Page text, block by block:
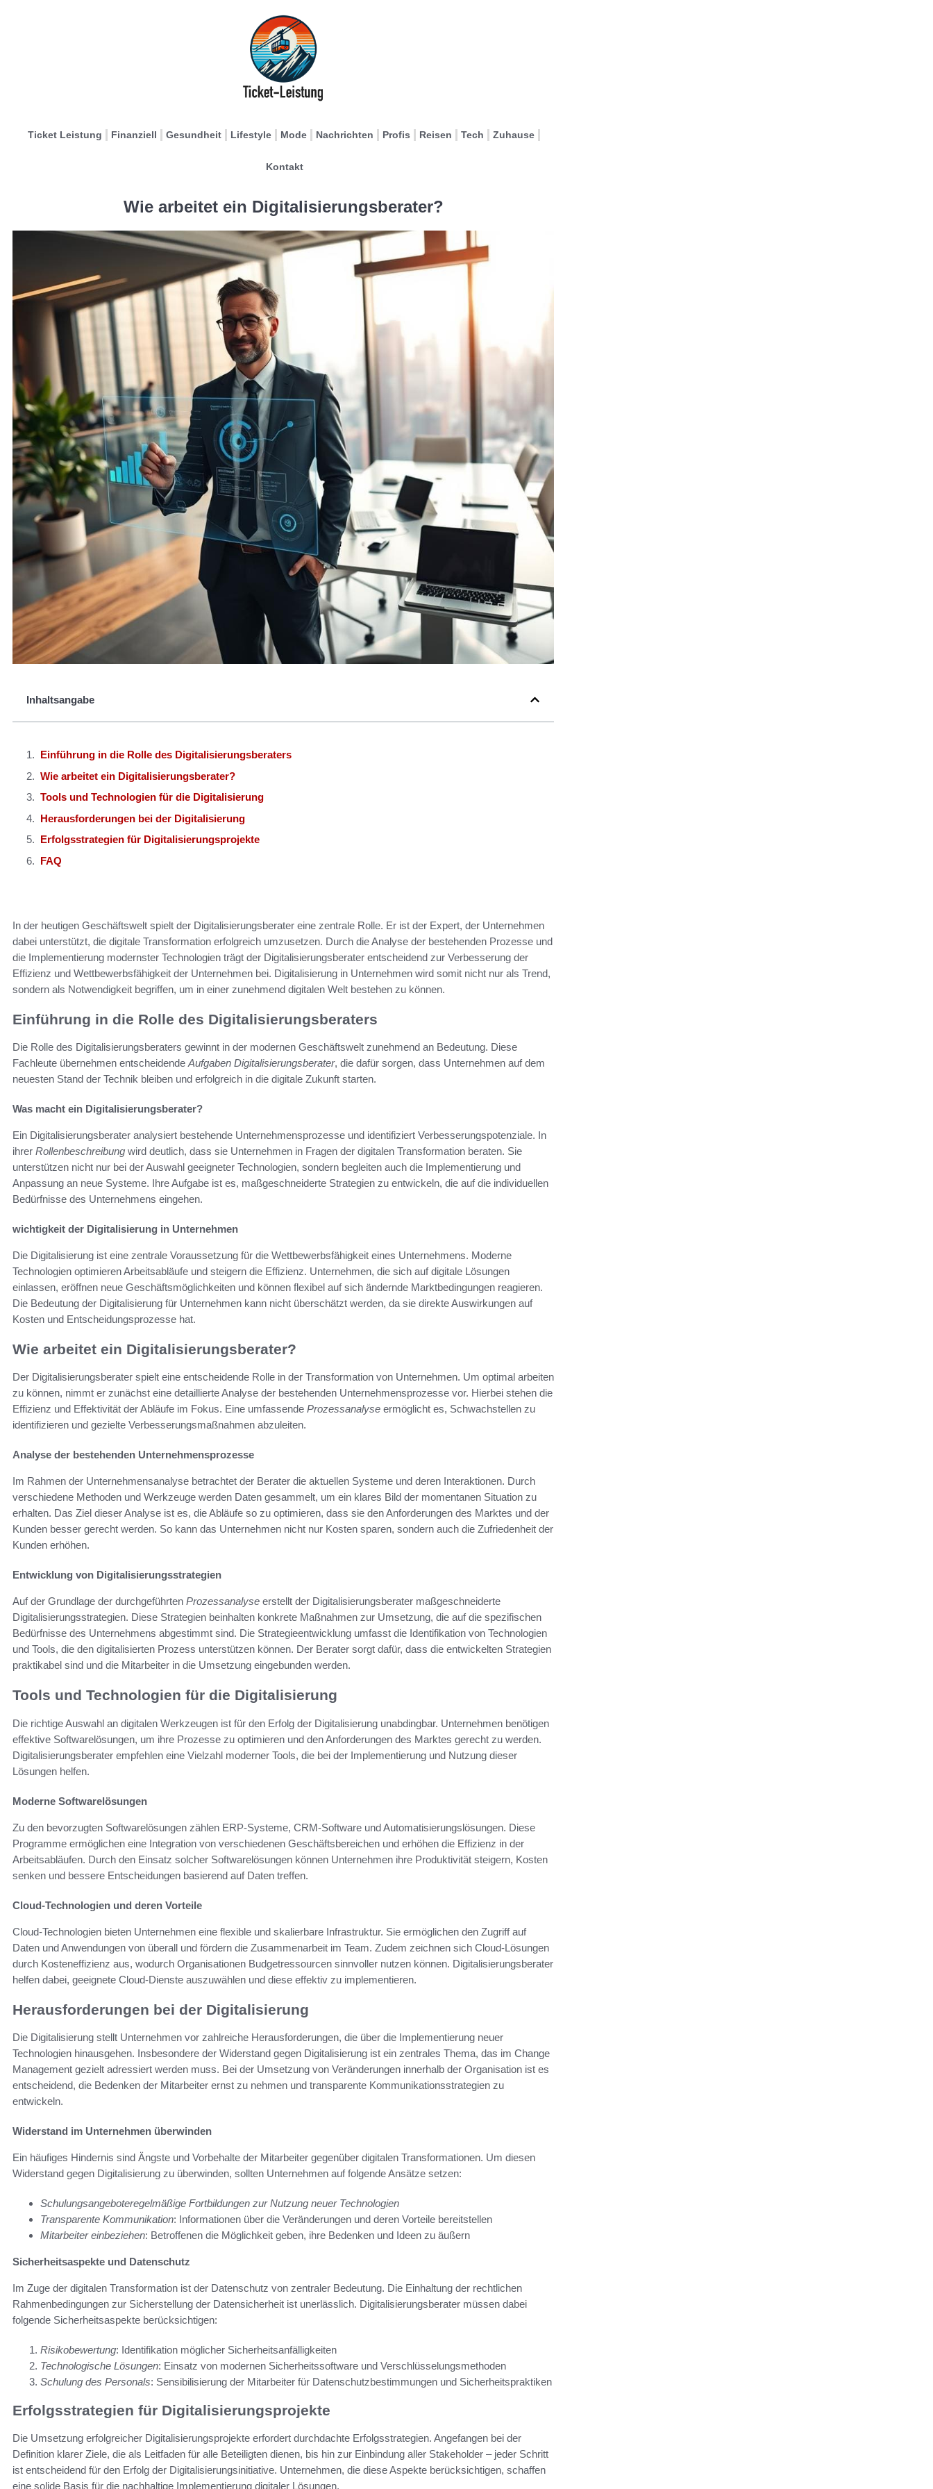
Ticket Leistung Finanziell Gesundheit Lifestyle Mode Nachrichten Profis Reisen Tech Zuhause
Kontakt
Wie arbeitet ein Digitalisierungsberater?
Inhaltsangabe
Einführung in die Rolle des Digitalisierungsberaters
Wie arbeitet ein Digitalisierungsberater?
Tools und Technologien für die Digitalisierung
Herausforderungen bei der Digitalisierung
Erfolgsstrategien für Digitalisierungsprojekte
FAQ
In der heutigen Geschäftswelt spielt der Digitalisierungsberater eine zentrale Rolle. Er ist der Expert, der Unternehmen
dabei unterstützt, die digitale Transformation erfolgreich umzusetzen. Durch die Analyse der bestehenden Prozesse und
die Implementierung modernster Technologien trägt der Digitalisierungsberater entscheidend zur Verbesserung der
Effizienz und Wettbewerbsfähigkeit der Unternehmen bei. Digitalisierung in Unternehmen wird somit nicht nur als Trend,
sondern als Notwendigkeit begriffen, um in einer zunehmend digitalen Welt bestehen zu können.
Einführung in die Rolle des Digitalisierungsberaters
Die Rolle des Digitalisierungsberaters gewinnt in der modernen Geschäftswelt zunehmend an Bedeutung. Diese
Fachleute übernehmen entscheidende Aufgaben Digitalisierungsberater, die dafür sorgen, dass Unternehmen auf dem
neuesten Stand der Technik bleiben und erfolgreich in die digitale Zukunft starten.
Was macht ein Digitalisierungsberater?
Ein Digitalisierungsberater analysiert bestehende Unternehmensprozesse und identifiziert Verbesserungspotenziale. In
ihrer Rollenbeschreibung wird deutlich, dass sie Unternehmen in Fragen der digitalen Transformation beraten. Sie
unterstützen nicht nur bei der Auswahl geeigneter Technologien, sondern begleiten auch die Implementierung und
Anpassung an neue Systeme. Ihre Aufgabe ist es, maßgeschneiderte Strategien zu entwickeln, die auf die individuellen
Bedürfnisse des Unternehmens eingehen.
wichtigkeit der Digitalisierung in Unternehmen
Die Digitalisierung ist eine zentrale Voraussetzung für die Wettbewerbsfähigkeit eines Unternehmens. Moderne
Technologien optimieren Arbeitsabläufe und steigern die Effizienz. Unternehmen, die sich auf digitale Lösungen
einlassen, eröffnen neue Geschäftsmöglichkeiten und können flexibel auf sich ändernde Marktbedingungen reagieren.
Die Bedeutung der Digitalisierung für Unternehmen kann nicht überschätzt werden, da sie direkte Auswirkungen auf
Kosten und Entscheidungsprozesse hat.
Wie arbeitet ein Digitalisierungsberater?
Der Digitalisierungsberater spielt eine entscheidende Rolle in der Transformation von Unternehmen. Um optimal arbeiten
zu können, nimmt er zunächst eine detaillierte Analyse der bestehenden Unternehmensprozesse vor. Hierbei stehen die
Effizienz und Effektivität der Abläufe im Fokus. Eine umfassende Prozessanalyse ermöglicht es, Schwachstellen zu
identifizieren und gezielte Verbesserungsmaßnahmen abzuleiten.
Analyse der bestehenden Unternehmensprozesse
Im Rahmen der Unternehmensanalyse betrachtet der Berater die aktuellen Systeme und deren Interaktionen. Durch
verschiedene Methoden und Werkzeuge werden Daten gesammelt, um ein klares Bild der momentanen Situation zu
erhalten. Das Ziel dieser Analyse ist es, die Abläufe so zu optimieren, dass sie den Anforderungen des Marktes und der
Kunden besser gerecht werden. So kann das Unternehmen nicht nur Kosten sparen, sondern auch die Zufriedenheit der
Kunden erhöhen.
Entwicklung von Digitalisierungsstrategien
Auf der Grundlage der durchgeführten Prozessanalyse erstellt der Digitalisierungsberater maßgeschneiderte
Digitalisierungsstrategien. Diese Strategien beinhalten konkrete Maßnahmen zur Umsetzung, die auf die spezifischen
Bedürfnisse des Unternehmens abgestimmt sind. Die Strategieentwicklung umfasst die Identifikation von Technologien
und Tools, die den digitalisierten Prozess unterstützen können. Der Berater sorgt dafür, dass die entwickelten Strategien
praktikabel sind und die Mitarbeiter in die Umsetzung eingebunden werden.
Tools und Technologien für die Digitalisierung
Die richtige Auswahl an digitalen Werkzeugen ist für den Erfolg der Digitalisierung unabdingbar. Unternehmen benötigen
effektive Softwarelösungen, um ihre Prozesse zu optimieren und den Anforderungen des Marktes gerecht zu werden.
Digitalisierungsberater empfehlen eine Vielzahl moderner Tools, die bei der Implementierung und Nutzung dieser
Lösungen helfen.
Moderne Softwarelösungen
Zu den bevorzugten Softwarelösungen zählen ERP-Systeme, CRM-Software und Automatisierungslösungen. Diese
Programme ermöglichen eine Integration von verschiedenen Geschäftsbereichen und erhöhen die Effizienz in der
Arbeitsabläufen. Durch den Einsatz solcher Softwarelösungen können Unternehmen ihre Produktivität steigern, Kosten
senken und bessere Entscheidungen basierend auf Daten treffen.
Cloud-Technologien und deren Vorteile
Cloud-Technologien bieten Unternehmen eine flexible und skalierbare Infrastruktur. Sie ermöglichen den Zugriff auf
Daten und Anwendungen von überall und fördern die Zusammenarbeit im Team. Zudem zeichnen sich Cloud-Lösungen
durch Kosteneffizienz aus, wodurch Organisationen Budgetressourcen sinnvoller nutzen können. Digitalisierungsberater
helfen dabei, geeignete Cloud-Dienste auszuwählen und diese effektiv zu implementieren.
Herausforderungen bei der Digitalisierung
Die Digitalisierung stellt Unternehmen vor zahlreiche Herausforderungen, die über die Implementierung neuer
Technologien hinausgehen. Insbesondere der Widerstand gegen Digitalisierung ist ein zentrales Thema, das im Change
Management gezielt adressiert werden muss. Bei der Umsetzung von Veränderungen innerhalb der Organisation ist es
entscheidend, die Bedenken der Mitarbeiter ernst zu nehmen und transparente Kommunikationsstrategien zu
entwickeln.
Widerstand im Unternehmen überwinden
Ein häufiges Hindernis sind Ängste und Vorbehalte der Mitarbeiter gegenüber digitalen Transformationen. Um diesen
Widerstand gegen Digitalisierung zu überwinden, sollten Unternehmen auf folgende Ansätze setzen:
Schulungsangeboteregelmäßige Fortbildungen zur Nutzung neuer Technologien
Transparente Kommunikation: Informationen über die Veränderungen und deren Vorteile bereitstellen
Mitarbeiter einbeziehen: Betroffenen die Möglichkeit geben, ihre Bedenken und Ideen zu äußern
Sicherheitsaspekte und Datenschutz
Im Zuge der digitalen Transformation ist der Datenschutz von zentraler Bedeutung. Die Einhaltung der rechtlichen
Rahmenbedingungen zur Sicherstellung der Datensicherheit ist unerlässlich. Digitalisierungsberater müssen dabei
folgende Sicherheitsaspekte berücksichtigen:
Risikobewertung: Identifikation möglicher Sicherheitsanfälligkeiten
Technologische Lösungen: Einsatz von modernen Sicherheitssoftware und Verschlüsselungsmethoden
Schulung des Personals: Sensibilisierung der Mitarbeiter für Datenschutzbestimmungen und Sicherheitspraktiken
Erfolgsstrategien für Digitalisierungsprojekte
Die Umsetzung erfolgreicher Digitalisierungsprojekte erfordert durchdachte Erfolgsstrategien. Angefangen bei der
Definition klarer Ziele, die als Leitfaden für alle Beteiligten dienen, bis hin zur Einbindung aller Stakeholder – jeder Schritt
ist entscheidend für den Erfolg der Digitalisierungsinitiative. Unternehmen, die diese Aspekte berücksichtigen, schaffen
eine solide Basis für die nachhaltige Implementierung digitaler Lösungen.